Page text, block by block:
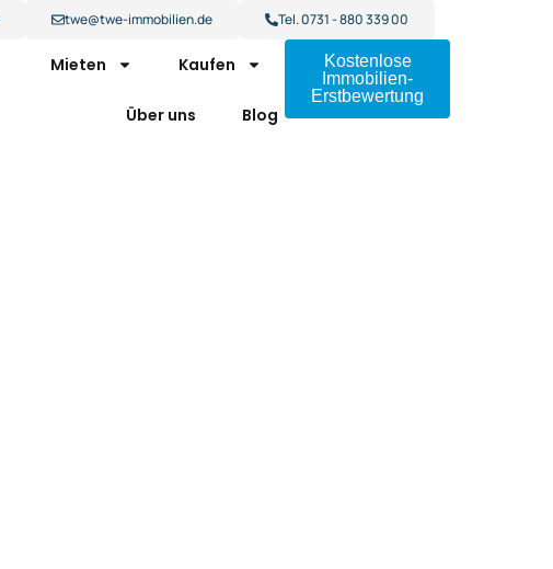
Tel. 0731 - 880 339 00
twe@twe-immobilien.de
Mieten Kaufen
Über uns Blog
Kostenlose
Immobilien-
Erstbewertung